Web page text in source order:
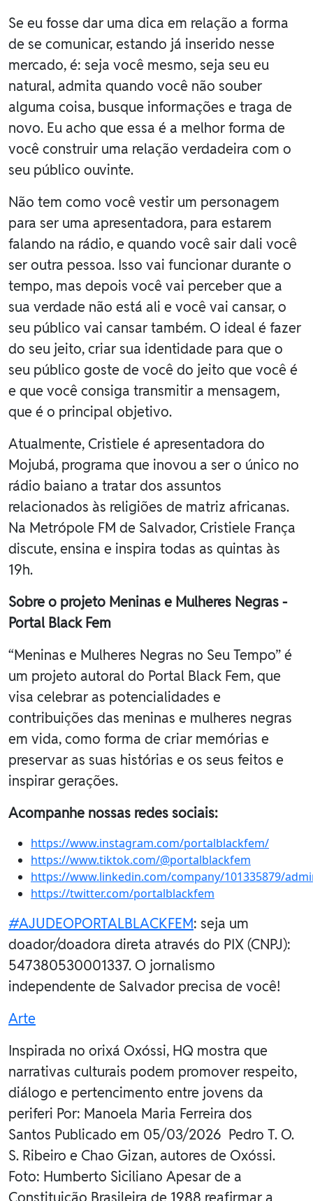
Se eu fosse dar uma dica em relação a forma
de se comunicar, estando já inserido nesse
mercado, é: seja você mesmo, seja seu eu
natural, admita quando você não souber
alguma coisa, busque informações e traga de
novo. Eu acho que essa é a melhor forma de
você construir uma relação verdadeira com o
seu público ouvinte.
Não tem como você vestir um personagem
para ser uma apresentadora, para estarem
falando na rádio, e quando você sair dali você
ser outra pessoa. Isso vai funcionar durante o
tempo, mas depois você vai perceber que a
sua verdade não está ali e você vai cansar, o
seu público vai cansar também. O ideal é fazer
do seu jeito, criar sua identidade para que o
seu público goste de você do jeito que você é
e que você consiga transmitir a mensagem,
que é o principal objetivo.
Atualmente, Cristiele é apresentadora do
Mojubá, programa que inovou a ser o único no
rádio baiano a tratar dos assuntos
relacionados às religiões de matriz africanas.
Na Metrópole FM de Salvador, Cristiele França
discute, ensina e inspira todas as quintas às
19h.
Sobre o projeto Meninas e Mulheres Negras -
Portal Black Fem
“Meninas e Mulheres Negras no Seu Tempo” é
um projeto autoral do Portal Black Fem, que
visa celebrar as potencialidades e
contribuições das meninas e mulheres negras
em vida, como forma de criar memórias e
preservar as suas histórias e os seus feitos e
inspirar gerações.
Acompanhe nossas redes sociais:
https://www.instagram.com/portalblackfem/
https://www.tiktok.com/@portalblackfem
https://www.linkedin.com/company/101335879/
https://twitter.com/portalblackfem
#AJUDEOPORTALBLACKFEM: seja um
doador/doadora direta através do PIX (CNPJ):
547380530001337. O jornalismo
independente de Salvador precisa de você!
Arte
Inspirada no orixá Oxóssi, HQ mostra que
narrativas culturais podem promover respeito,
diálogo e pertencimento entre jovens da
periferi Por: Manoela Maria Ferreira dos
Santos Publicado em 05/03/2026 Pedro T. O.
S. Ribeiro e Chao Gizan, autores de Oxóssi.
Foto: Humberto Siciliano Apesar de a
Constituição Brasileira de 1988 reafirmar a